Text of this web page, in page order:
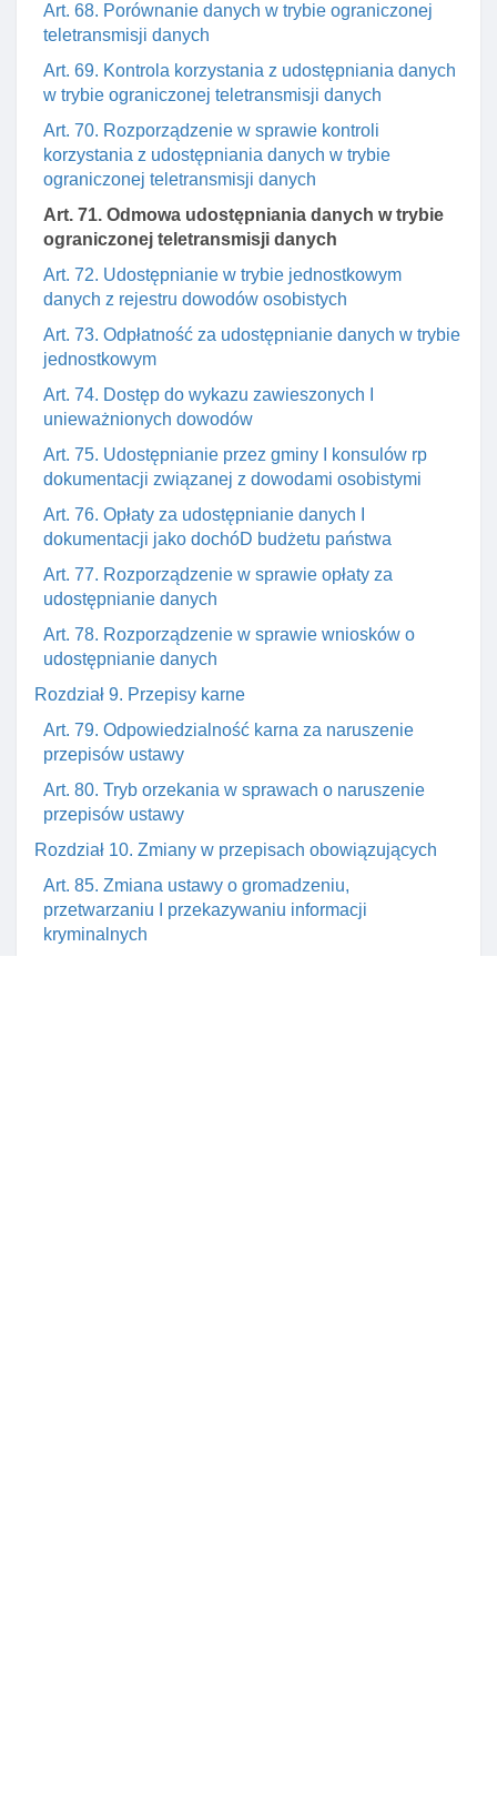
Art. 68. Porównanie danych w trybie ograniczonej
teletransmisji danych
Art. 69. Kontrola korzystania z udostępniania danych
w trybie ograniczonej teletransmisji danych
Art. 70. Rozporządzenie w sprawie kontroli
korzystania z udostępniania danych w trybie
ograniczonej teletransmisji danych
Art. 71. Odmowa udostępniania danych w trybie
ograniczonej teletransmisji danych
Art. 72. Udostępnianie w trybie jednostkowym
danych z rejestru dowodów osobistych
Art. 73. Odpłatność za udostępnianie danych w trybie
jednostkowym
Art. 74. Dostęp do wykazu zawieszonych I
unieważnionych dowodów
Art. 75. Udostępnianie przez gminy I konsulów rp
dokumentacji związanej z dowodami osobistymi
Art. 76. Opłaty za udostępnianie danych I
dokumentacji jako dochóD budżetu państwa
Art. 77. Rozporządzenie w sprawie opłaty za
udostępnianie danych
Art. 78. Rozporządzenie w sprawie wniosków o
udostępnianie danych
Rozdział 9. Przepisy karne
Art. 79. Odpowiedzialność karna za naruszenie
przepisów ustawy
Art. 80. Tryb orzekania w sprawach o naruszenie
przepisów ustawy
Rozdział 10. Zmiany w przepisach obowiązujących
Art. 85. Zmiana ustawy o gromadzeniu,
przetwarzaniu I przekazywaniu informacji
kryminalnych